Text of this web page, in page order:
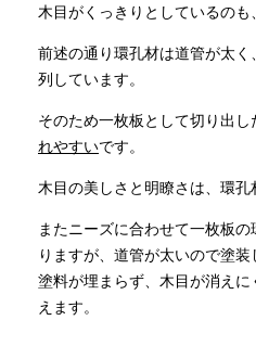
木目がくっきりとしているのも
前述の通り環孔材は道管が太
列しています。
そのため一枚板として切り出し
れやすいです。
木目の美しさと明瞭さは、環孔
またニーズに合わせて一枚板
りますが、道管が太いので塗
塗料が埋まらず、木目が消え
えます。